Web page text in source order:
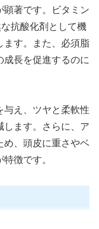
顕著です。ビタミン
抗酸化剤として機
ます。また、必須脂
成長を促進するのに
与え、ツヤと柔軟性
します。さらに、ア
め、頭皮に重さやベ
徴です。